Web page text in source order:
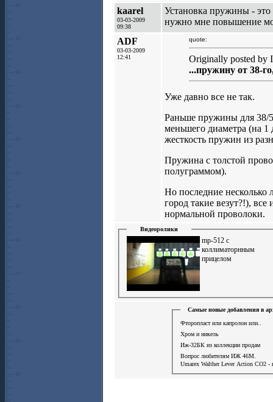
kaarel
03-03-2009
09:38
Установка пружины - это
нужно мне повышение
ADF
03-03-2009
12:41
quote:
Originally posted by
...пружину от 38-
Уже давно все не так.
Раньше пружины для 38/
меньшего диаметра (на
жесткость пружин из
Пружина с толстой
полуграммом).
Но последние несколько
город такие везут?!),
нормальной проволоки.
Видеоролики
mp-512 с
коллиматорнным
прицелом
Самые новые добавления в
Фторопласт или капролон или..
Хром и никель
Иж-32БК из коллекции продам
Вопрос любителям ИЖ 46М.
Umarex Walther Lever Action СО2 -